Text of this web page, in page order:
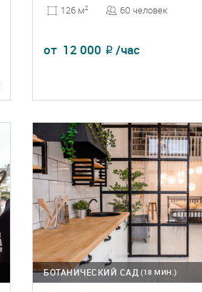
126 м2 60 человек
от 12 000 ₽ /час
(18 МИН.)
БОТАНИЧЕСКИЙ САД